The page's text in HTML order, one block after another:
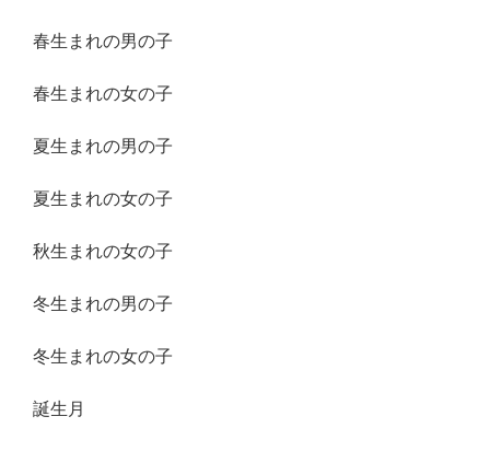
春生まれの男の子
春生まれの女の子
夏生まれの男の子
夏生まれの女の子
秋生まれの女の子
冬生まれの男の子
冬生まれの女の子
誕生月